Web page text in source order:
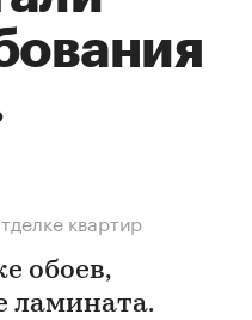
квартир
обоев,
ламината.